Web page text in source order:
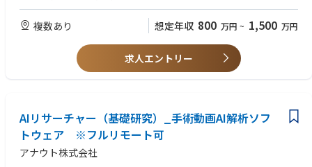
PC：WindowsとMacより自由に選択可
コミュニケーション：Slack、Zoom、Teams、Outlook
BIツール：QuickSight、社内データ分析基盤、Google Analytics、Looker
※開発チームごとに異なります
開発言語：Java, TypeScript, Kotlin, Swift, Go, Python, JavaScript
フレームワーク：Spring Boot, React, Next.js, FastAPI, Vue.jsなど
・プロダクトやチームの課題を発見し、担当領域を超えてエンジニアやデ
ザイナーと協業しながら課題解決を推進した経験
・ビジネスチームなど、多様な職種のメンバーを巻き込み、円滑に合意形
成ができるコミュニケーションスキル
験
・スクラムなどのアジャイル開発手法でチームメンバーと協業した開発経
験
・エンジニアチームのマネジメント経験
複数あり 想定年収 800 万円 ~ 1,500 万円
求人エントリー
AIリサーチャー（基礎研究）_手術動画AI解析ソフ
トウェア ※フルリモート可
アナウト株式会社